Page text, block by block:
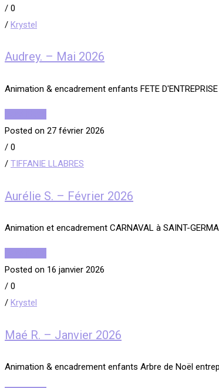
/ 0
/ Krystel
Audrey. – Mai 2026
Animation & encadrement enfants FETE
Posted on 27 février 2026
/ 0
/ TIFFANIE LLABRES
Aurélie S. – Février 2026
Animation et encadrement CARNAVAL à SAINT-
Posted on 16 janvier 2026
/ 0
/ Krystel
Maé R. – Janvier 2026
Animation & encadrement enfants Arbre de Noël